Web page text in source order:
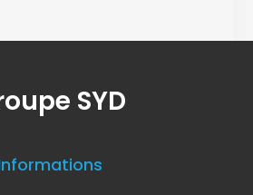
SYD